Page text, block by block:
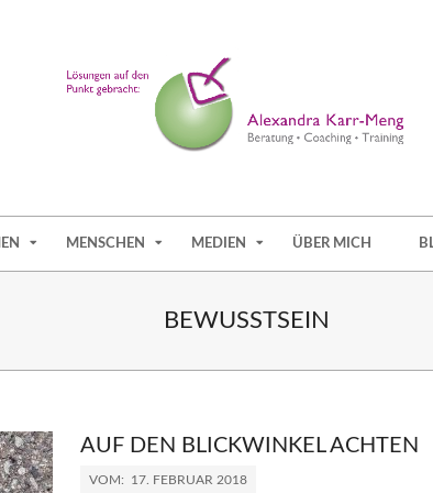
MENSCHEN MEDIEN ÜBER MICH
BEWUSSTSEIN
AUF DEN BLICKWINKEL ACHTEN
VOM: 17. FEBRUAR 2018